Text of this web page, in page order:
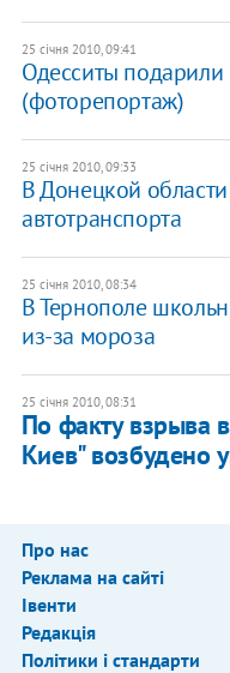
25 січня 2010, 09:41
Одесситы
(фоторепортаж)
25 січня 2010, 09:33
В Донецкой
автотранспорта
25 січня 2010, 08:34
В Тернополе
из-за мороза
25 січня 2010, 08:31
По факту взрыва
Киев" возбудено
Про нас
Реклама на сайті
Івенти
Редакція
Політики і стандарти